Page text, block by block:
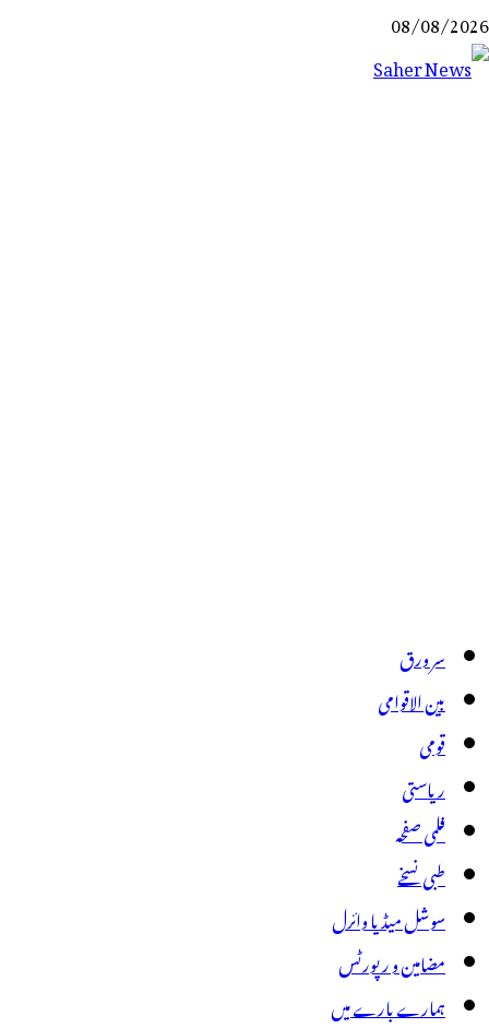
Skip
to
08/08/2026
سر ورق
بین الاقوامی
قومی
ریاستی
فلمی صفحہ
طبی نسخے
سوشل میڈیا وائرل
مضامین و رپورٹس
ہمارے بارے میں